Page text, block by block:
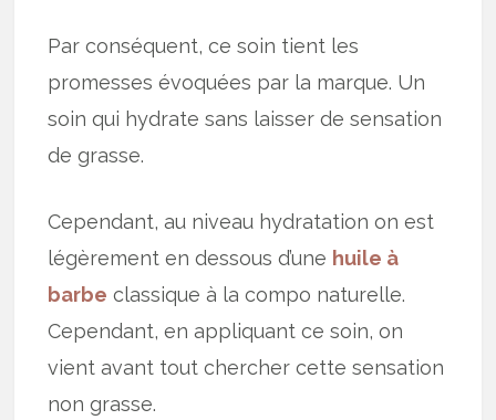
Par conséquent, ce soin tient les
promesses évoquées par la marque. Un
soin qui hydrate sans laisser de sensation
de grasse.
Cependant, au niveau hydratation on est
légèrement en dessous d’une huile à
barbe classique à la compo naturelle.
Cependant, en appliquant ce soin, on
vient avant tout chercher cette sensation
non grasse.